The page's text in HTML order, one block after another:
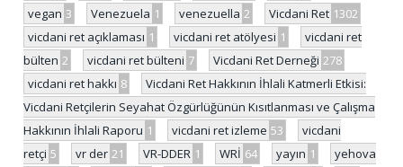
vegan 3 Venezuela 1 venezuella 2 Vicdani Ret 1302
vicdani ret açıklaması 1 vicdani ret atölyesi 1
vicdani ret
bülten 2 vicdani ret bülteni 7 Vicdani Ret Derneği 278
vicdani ret hakkı 8
Vicdani Ret Hakkının İhlali Katmerli Etkisi:
Vicdani Retçilerin Seyahat Özgürlüğünün Kısıtlanması ve Çalışma
Hakkının İhlali Raporu 1 vicdani ret izleme 53
vicdani
retçi 5 vr der 21 VR-DDER 1 WRİ 64 yayın 1
yehova